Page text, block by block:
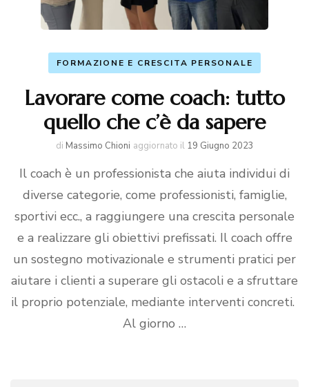
FORMAZIONE E CRESCITA PERSONALE
Lavorare come coach: tutto
quello che c’è da sapere
di Massimo Chioni aggiornato il 19 Giugno 2023
Il coach è un professionista che aiuta individui di
diverse categorie, come professionisti, famiglie,
sportivi ecc., a raggiungere una crescita personale
e a realizzare gli obiettivi prefissati. Il coach offre
un sostegno motivazionale e strumenti pratici per
aiutare i clienti a superare gli ostacoli e a sfruttare
il proprio potenziale, mediante interventi concreti.
Al giorno …